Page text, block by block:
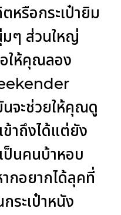
หรือกระเป๋ายิม
มๆ ส่วนใหญ่
อให้คุณลอง
จะช่วยให้คุณดู
าถึงได้แต่ยัง
ป็นคนบ้าหอบ
กอยากได้ลุคที่
ระเป๋าหนัง